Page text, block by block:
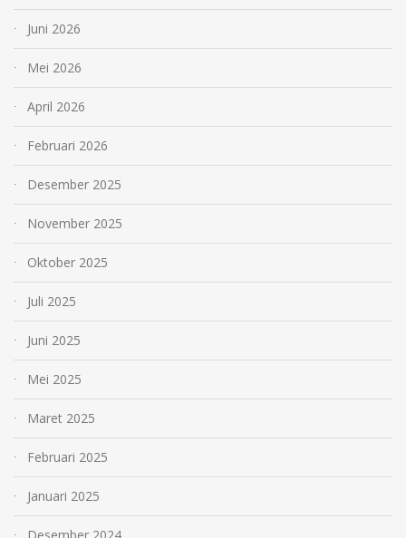
Juni 2026
Mei 2026
April 2026
Februari 2026
Desember 2025
November 2025
Oktober 2025
Juli 2025
Juni 2025
Mei 2025
Maret 2025
Februari 2025
Januari 2025